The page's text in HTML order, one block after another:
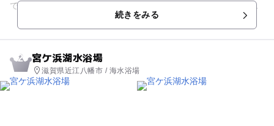
できます。ライトアップや花火大会など、イベントも多数開
催。ビーチ内は禁煙になってお...
続きをみる
2 宮ケ浜湖水浴場
滋賀県近江八幡市 / 海水浴場